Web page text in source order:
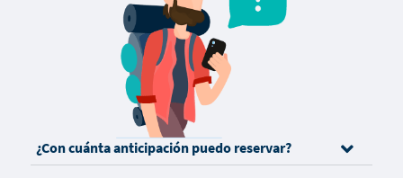
¿Con cuánta anticipación puedo reservar?